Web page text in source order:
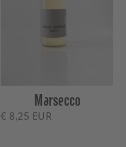
Marsecco
€ 8,25 EUR